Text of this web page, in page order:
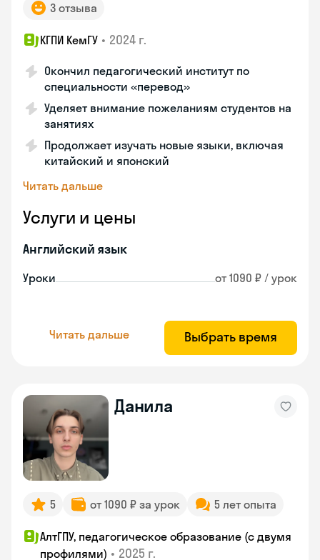
3 отзыва
КГПИ КемГУ • 2024 г.
Окончил педагогический институт по
специальности «перевод»
Уделяет внимание пожеланиям студентов на
занятиях
Продолжает изучать новые языки, включая
китайский и японский
Читать дальше
Услуги и цены
Английский язык
Уроки от 1090 ₽ / урок
Читать дальше Выбрать время
Данила
5 от 1090 ₽ за урок 5 лет опыта
АлтГПУ, педагогическое образование (с двумя
профилями) • 2025 г.